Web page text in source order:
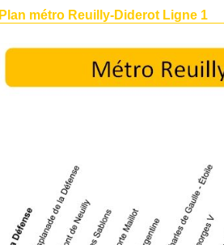
Plan métro Reuilly-Diderot Ligne 1